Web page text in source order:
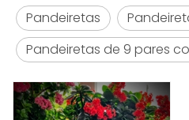
Pandeiretas
Pandeiretas de 9 pares